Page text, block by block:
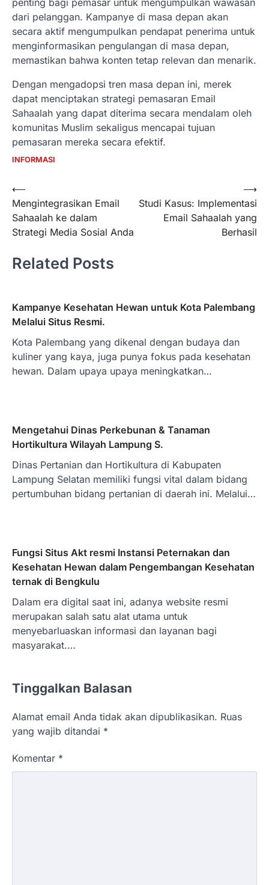
dari pelanggan. Kampanye di masa depan akan
secara aktif mengumpulkan pendapat penerima untuk
menginformasikan pengulangan di masa depan,
memastikan bahwa konten tetap relevan dan menarik.
Dengan mengadopsi tren masa depan ini, merek
dapat menciptakan strategi pemasaran Email
Sahaalah yang dapat diterima secara mendalam oleh
komunitas Muslim sekaligus mencapai tujuan
pemasaran mereka secara efektif.
INFORMASI
Navigasi
pos
⟵
Mengintegrasikan Email
Sahaalah ke dalam
Strategi Media Sosial Anda
Studi Kasus: Implementasi
Email Sahaalah yang
Berhasil
⟶
Related Posts
Kampanye Kesehatan Hewan untuk Kota Palembang
Melalui Situs Resmi.
Kota Palembang yang dikenal dengan budaya dan
kuliner yang kaya, juga punya fokus pada kesehatan
hewan. Dalam upaya upaya meningkatkan…
Mengetahui Dinas Perkebunan & Tanaman
Hortikultura Wilayah Lampung S.
Dinas Pertanian dan Hortikultura di Kabupaten
Lampung Selatan memiliki fungsi vital dalam bidang
pertumbuhan bidang pertanian di daerah ini. Melalui…
Fungsi Situs Akt resmi Instansi Peternakan dan
Kesehatan Hewan dalam Pengembangan Kesehatan
ternak di Bengkulu
Dalam era digital saat ini, adanya website resmi
merupakan salah satu alat utama untuk
menyebarluaskan informasi dan layanan bagi
masyarakat.…
Tinggalkan Balasan
Alamat email Anda tidak akan dipublikasikan. Ruas
yang wajib ditandai *
Komentar *